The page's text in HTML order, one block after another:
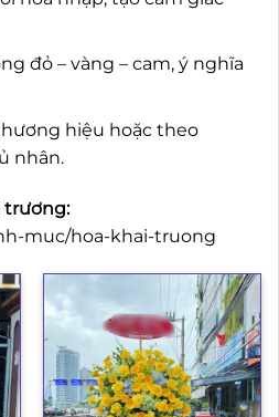
đỏ – vàng – cam, ý nghĩa
hiệu hoặc theo
nhân.
trương:
muc/hoa-khai-truong